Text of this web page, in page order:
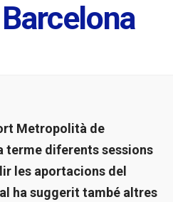
Metropolità de
terme diferents sessions
les aportacions del
ha suggerit també altres